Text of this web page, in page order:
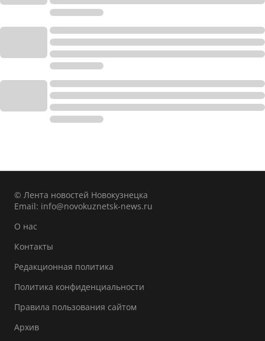
© Лента новостей Новокузнецка
Email: info@novokuznetsk-news.ru
О нас
Контакты
Редакционная политика
Политика конфиденциальности
Правила пользования сайтом
Архив